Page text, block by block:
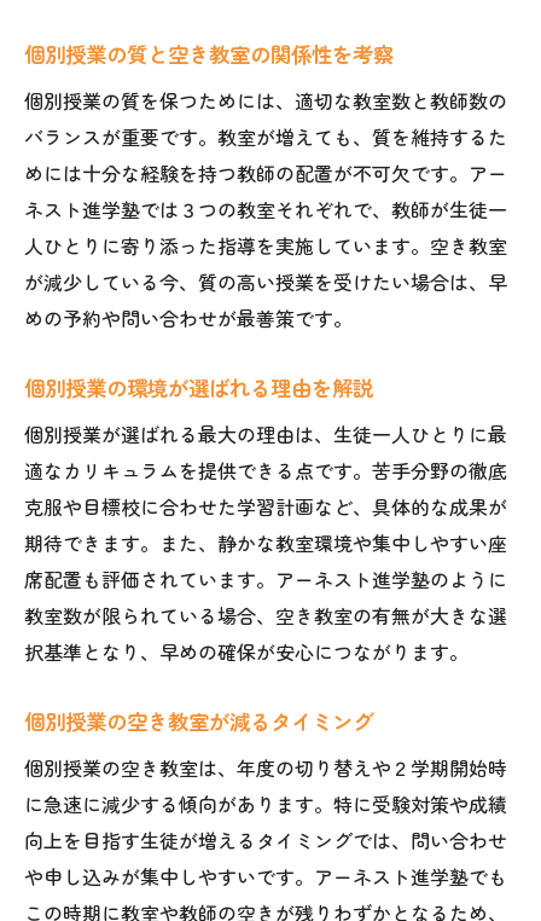
個別授業の質と空き教室の関係性を考察
個別授業の質を保つためには、適切な教室数と教師数の
バランスが重要です。教室が増えても、質を維持するた
めには十分な経験を持つ教師の配置が不可欠です。アー
ネスト進学塾では３つの教室それぞれで、教師が生徒一
人ひとりに寄り添った指導を実施しています。空き教室
が減少している今、質の高い授業を受けたい場合は、早
めの予約や問い合わせが最善策です。
個別授業の環境が選ばれる理由を解説
個別授業が選ばれる最大の理由は、生徒一人ひとりに最
適なカリキュラムを提供できる点です。苦手分野の徹底
克服や目標校に合わせた学習計画など、具体的な成果が
期待できます。また、静かな教室環境や集中しやすい座
席配置も評価されています。アーネスト進学塾のように
教室数が限られている場合、空き教室の有無が大きな選
択基準となり、早めの確保が安心につながります。
個別授業の空き教室が減るタイミング
個別授業の空き教室は、年度の切り替えや２学期開始時
に急速に減少する傾向があります。特に受験対策や成績
向上を目指す生徒が増えるタイミングでは、問い合わせ
や申し込みが集中しやすいです。アーネスト進学塾でも
この時期に教室や教師の空きが残りわずかとなるため、